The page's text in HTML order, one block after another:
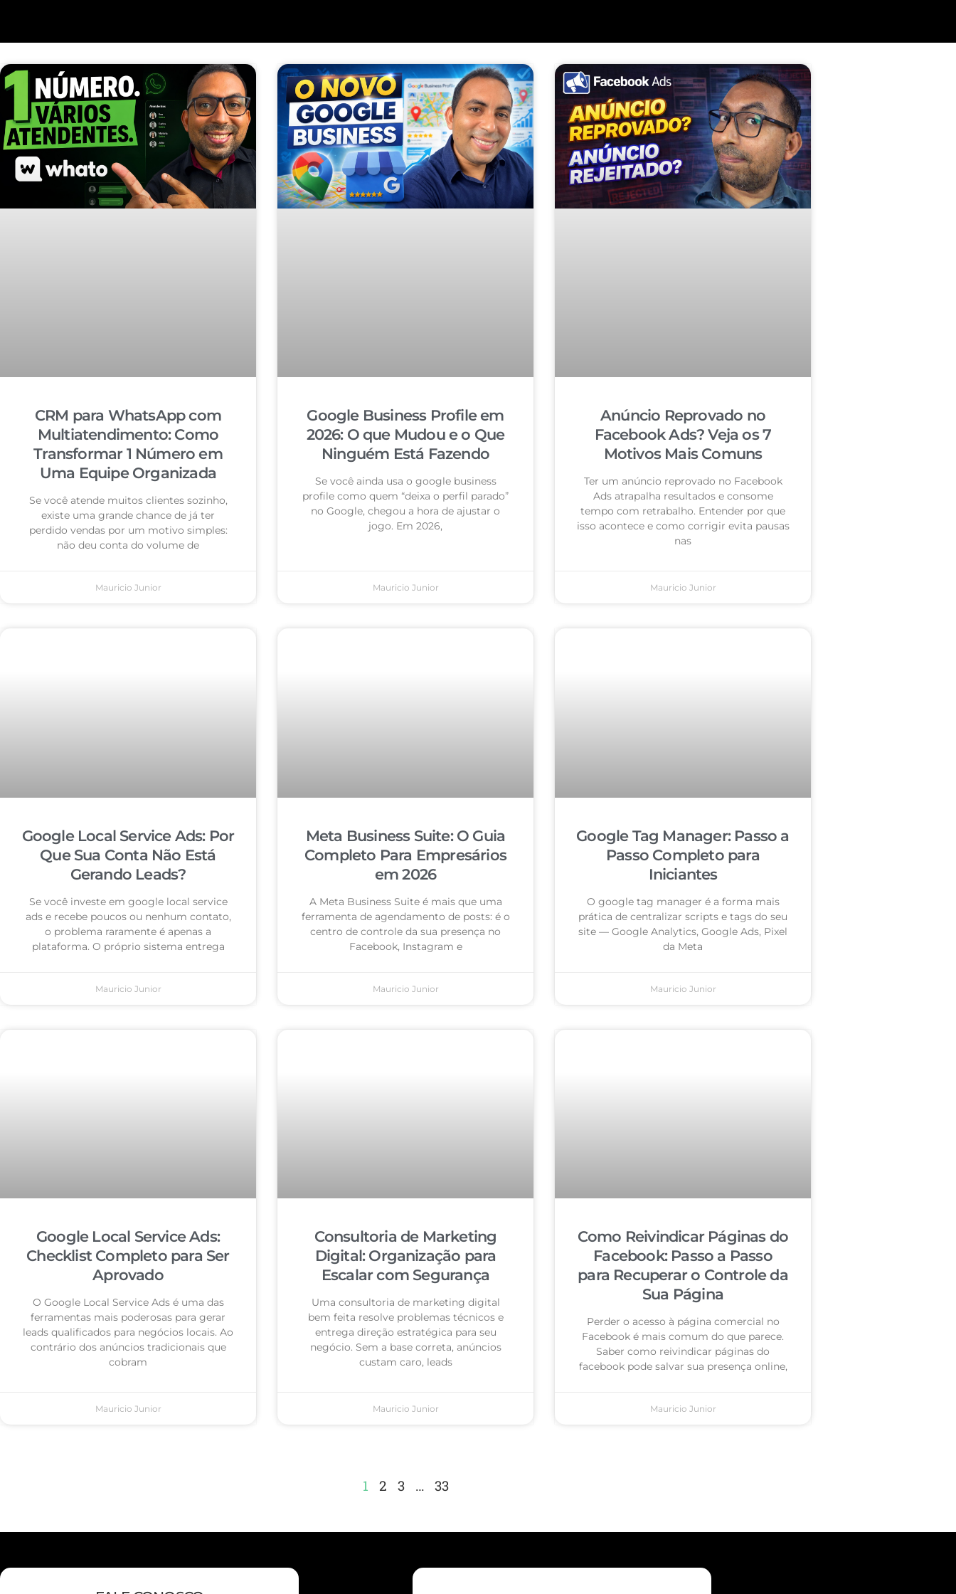
CRM para WhatsApp com
Multiatendimento: Como
Transformar 1 Número em
Uma Equipe Organizada
Se você atende muitos clientes sozinho,
existe uma grande chance de já ter
perdido vendas por um motivo simples:
não deu conta do volume de
Mauricio Junior
Google Business Profile em
2026: O que Mudou e o Que
Ninguém Está Fazendo
Se você ainda usa o google business
profile como quem “deixa o perfil parado”
no Google, chegou a hora de ajustar o
jogo. Em 2026,
Mauricio Junior
Anúncio Reprovado no
Facebook Ads? Veja os 7
Motivos Mais Comuns
Ter um anúncio reprovado no Facebook
Ads atrapalha resultados e consome
tempo com retrabalho. Entender por que
isso acontece e como corrigir evita pausas
nas
Mauricio Junior
Google Local Service Ads: Por
Que Sua Conta Não Está
Gerando Leads?
Se você investe em google local service
ads e recebe poucos ou nenhum contato,
o problema raramente é apenas a
plataforma. O próprio sistema entrega
Mauricio Junior
Meta Business Suite: O Guia
Completo Para Empresários
em 2026
A Meta Business Suite é mais que uma
ferramenta de agendamento de posts: é o
centro de controle da sua presença no
Facebook, Instagram e
Mauricio Junior
Google Tag Manager: Passo a
Passo Completo para
Iniciantes
O google tag manager é a forma mais
prática de centralizar scripts e tags do seu
site — Google Analytics, Google Ads, Pixel
da Meta
Mauricio Junior
Google Local Service Ads:
Checklist Completo para Ser
Aprovado
O Google Local Service Ads é uma das
ferramentas mais poderosas para gerar
leads qualificados para negócios locais. Ao
contrário dos anúncios tradicionais que
cobram
Mauricio Junior
Consultoria de Marketing
Digital: Organização para
Escalar com Segurança
Uma consultoria de marketing digital
bem feita resolve problemas técnicos e
entrega direção estratégica para seu
negócio. Sem a base correta, anúncios
custam caro, leads
Mauricio Junior
Como Reivindicar Páginas do
Facebook: Passo a Passo
para Recuperar o Controle da
Sua Página
Perder o acesso à página comercial no
Facebook é mais comum do que parece.
Saber como reivindicar páginas do
facebook pode salvar sua presença online,
Mauricio Junior
1 2 3 … 33